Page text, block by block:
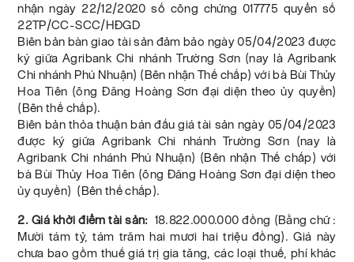
nhận ngày 22/12/2020 số công chứng 017775 quyển số
22TP/CC-SCC/HĐGD
Biên bản bàn giao tài sản đảm bảo ngày 05/04/2023 được
ký giữa Agribank Chi nhánh Trường Sơn (nay là Agribank
Chi nhánh Phú Nhuận) (Bên nhận Thế chấp) với bà Bùi Thủy
Hoa Tiên (ông Đăng Hoàng Sơn đại diện theo ủy quyền)
(Bên thế chấp).
Biên bản thỏa thuận bán đấu giá tài sản ngày 05/04/2023
được ký giữa Agribank Chi nhánh Trường Sơn (nay là
Agribank Chi nhánh Phú Nhuận) (Bên nhận Thế chấp) với
bà Bùi Thủy Hoa Tiên (ông Đăng Hoàng Sơn đại diện theo
ủy quyền) (Bên thế chấp).
2. Giá khởi điểm tài sản: 18.822.000.000 đồng (Bằng chữ :
Mười tám tỷ, tám trăm hai mươi hai triệu đồng). Giá này
chưa bao gồm thuế giá trị gia tăng, các loại thuế, phí khác